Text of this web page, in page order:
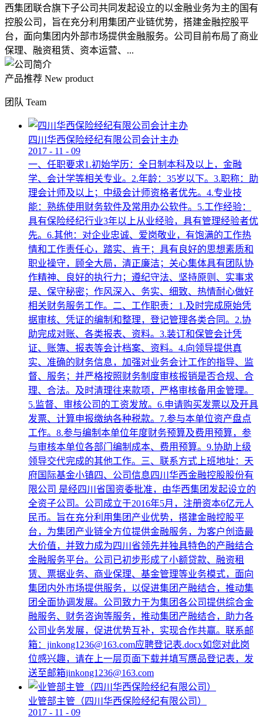
西集团联合旗下子公司共同发起设立的以金融业务为主的国有
控股公司，旨在充分利用集团产业链优势，搭建金融控股平
台，面向集团内外部市场提供金融服务。公司目前布局了商业
保理、融资租赁、资本运营、...
产品推荐 New product
团队 Team
四川华西保险经纪有限公司会计主办
2017 - 11 - 09
一、任职要求1.初始学历：全日制本科及以上，金融
学、会计学等相关专业。2.年龄：35岁以下。3.职称：助
理会计师及以上；中级会计师资格者优先。4.专业技
能：熟练使用财务软件及常用办公软件。5.工作经验：
具有保险经纪行业3年以上从业经验，具有管理经验者优
先。6.其他：对企业忠诚、爱岗敬业，有饱满的工作热
情和工作责任心，踏实、肯干；具有良好的思想素质和
职业操守，顾全大局，清正廉洁；关心集体具有团队协
作精神、良好的执行力；遵纪守法、坚持原则、实事求
是、保守秘密；作风深入、务实、细致、热情耐心做好
相关财务服务工作。二、工作职责：1.及时完成原始凭
据审核、凭证的编制和整理，登记管理各类合同。2.协
助完成对账、各类报表、资料。3.装订和保管会计凭
证、账簿、报表等会计档案、资料。4.向领导提供真
实、准确的财务信息，加强对业务会计工作的指导、监
督、服务；并严格按照财务制度审核报销是否合规、合
理、合法。及时清理往来款项，严格审核备用金管理。
5.监督、审核公司的工资发放。6.申请购买发票以及开具
发票、计算申报缴纳各种税款。7.参与本单位资产盘点
工作。8.参与编制本单位年度财务预算及费用预算，参
与审核本单位各部门编制成本、费用预算。9.协助上级
领导交代完成的其他工作。三、联系方式上班地址：天
府国际基金小镇四、公司信息四川华西金融控股股份有
限公司 是经四川省国资委批准，由华西集团发起设立的
全资子公司。公司成立于2016年5月，注册资本6亿元人
民币。旨在充分利用集团产业优势，搭建金融控股平
台，为集团产业链全方位提供金融服务，为客户创造最
大价值，并致力成为四川省领先并独具特色的产融结合
金融服务平台。公司已初步形成了小额贷款、融资租
赁、票据业务、商业保理、基金管理等业务模式，面向
集团内外市场提供服务，以促进集团产融结合，推动集
团全面协调发展。公司致力于为集团各公司提供综合金
融服务、财务咨询等服务，推动集团产融结合，助力各
公司业务发展，促进优势互补，实现合作共赢。联系邮
箱：jinkong1236@163.com应聘登记表.docx如您对此岗
位感兴趣，请在上一层页面下载并填写赝品登记表，发
送至邮箱jinkong1236@163.com
业管部主管（四川华西保险经纪有限公司）
2017 - 11 - 09